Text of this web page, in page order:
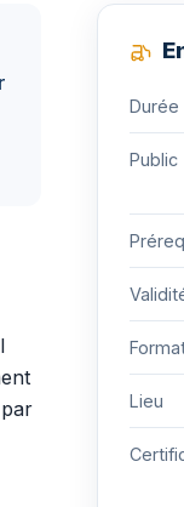
Durée
Public
Lieu